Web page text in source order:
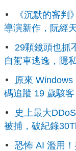
《沉默的審判
導演新作，阮經
29顆鏡頭也抓
自駕車逃逸，隱
原來 Windows
碼追蹤 19 歲駭
史上最大
被捕，破紀錄
恐怖 AI 濫用